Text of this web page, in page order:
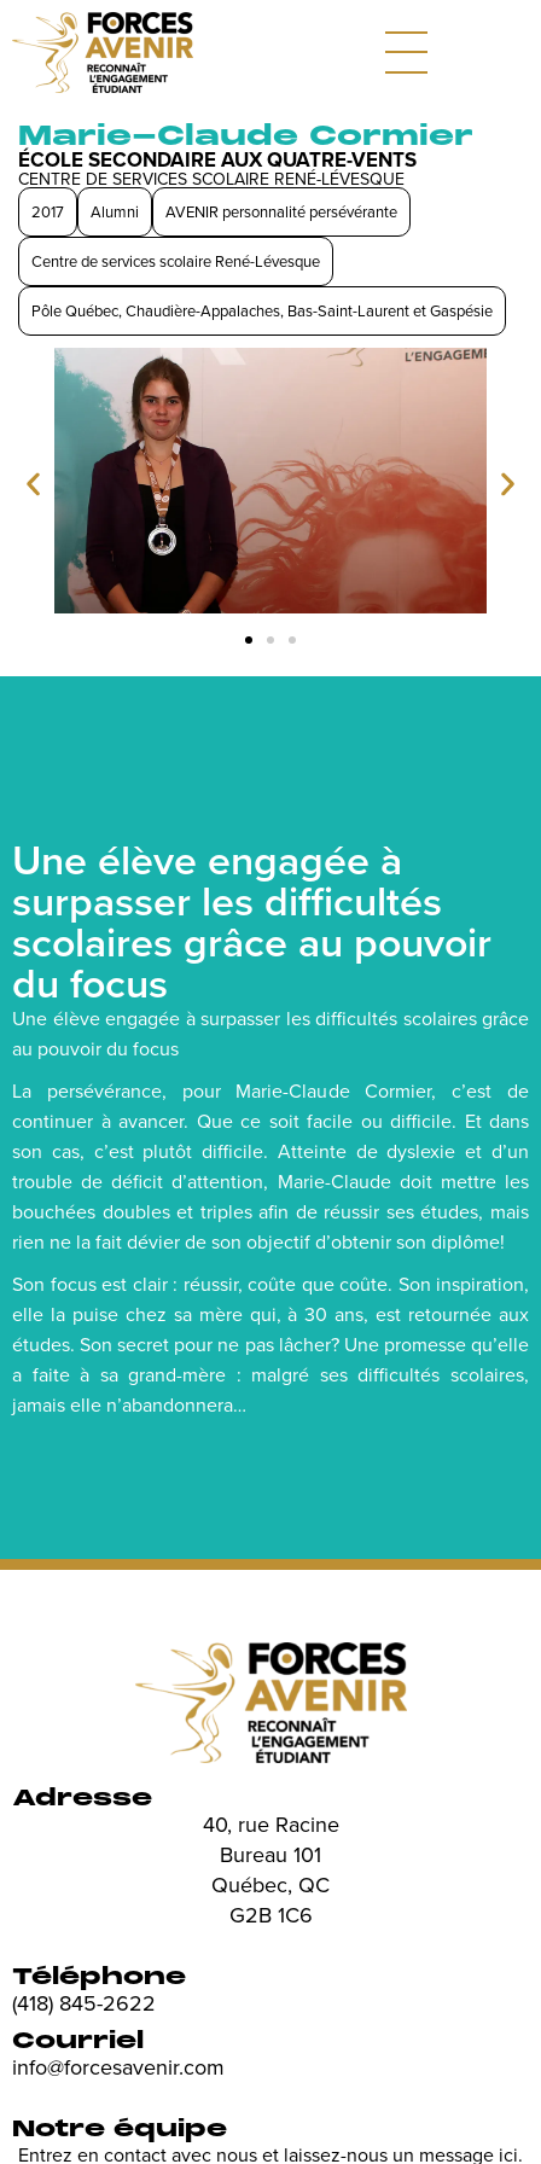
Marie-Claude Cormier
ÉCOLE SECONDAIRE AUX QUATRE-VENTS
CENTRE DE SERVICES SCOLAIRE RENÉ-LÉVESQUE
2017 Alumni AVENIR personnalité persévérante
Centre de services scolaire René-Lévesque
Pôle Québec, Chaudière-Appalaches, Bas-Saint-Laurent et Gaspésie
Une élève engagée à
surpasser les difficultés
scolaires grâce au pouvoir
du focus
Une élève engagée à surpasser les difficultés scolaires grâce
au pouvoir du focus
La persévérance, pour Marie-Claude Cormier, c’est de
continuer à avancer. Que ce soit facile ou difficile. Et dans
son cas, c’est plutôt difficile. Atteinte de dyslexie et d’un
trouble de déficit d’attention, Marie-Claude doit mettre les
bouchées doubles et triples afin de réussir ses études, mais
rien ne la fait dévier de son objectif d’obtenir son diplôme!
Son focus est clair : réussir, coûte que coûte. Son inspiration,
elle la puise chez sa mère qui, à 30 ans, est retournée aux
études. Son secret pour ne pas lâcher? Une promesse qu’elle
a faite à sa grand-mère : malgré ses difficultés scolaires,
jamais elle n’abandonnera…
Adresse
40, rue Racine
Bureau 101
Québec, QC
G2B 1C6
Téléphone
(418) 845-2622
Courriel
info@forcesavenir.com
Notre équipe
Entrez en contact avec nous et laissez-nous un message ici.